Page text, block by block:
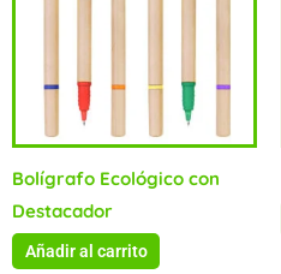
Bolígrafo Ecológico con
Destacador
Añadir al carrito